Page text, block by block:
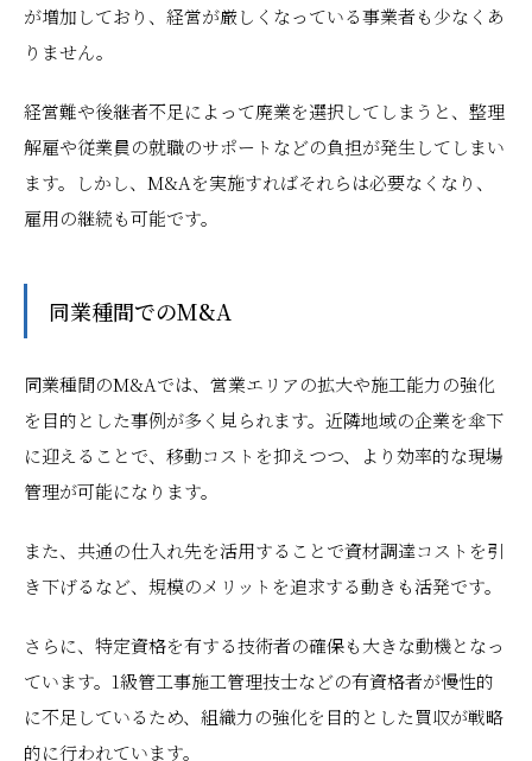
が増加しており、経営が厳しくなっている事業者も少なくあ
りません。
経営難や後継者不足によって廃業を選択してしまうと、整理
解雇や従業員の就職のサポートなどの負担が発生してしまい
ます。しかし、M&Aを実施すればそれらは必要なくなり、
雇用の継続も可能です。
同業種間でのM&A
同業種間のM&Aでは、営業エリアの拡大や施工能力の強化
を目的とした事例が多く見られます。近隣地域の企業を傘下
に迎えることで、移動コストを抑えつつ、より効率的な現場
管理が可能になります。
また、共通の仕入れ先を活用することで資材調達コストを引
き下げるなど、規模のメリットを追求する動きも活発です。
さらに、特定資格を有する技術者の確保も大きな動機となっ
ています。1級管工事施工管理技士などの有資格者が慢性的
に不足しているため、組織力の強化を目的とした買収が戦略
的に行われています。